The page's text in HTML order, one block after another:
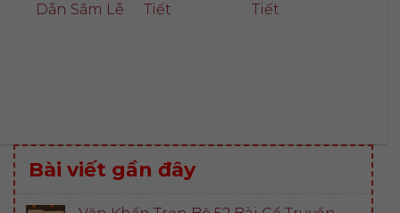
Dẫn Sắm Lễ
Tiết
Tiết
Bài viết gần đây